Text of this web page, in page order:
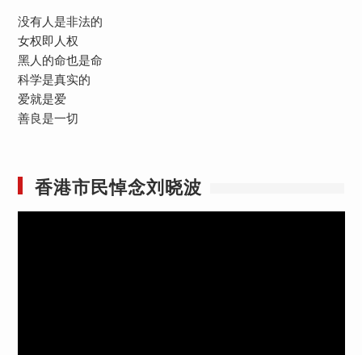
没有人是非法的
女权即人权
黑人的命也是命
科学是真实的
爱就是爱
善良是一切
香港市民悼念刘晓波